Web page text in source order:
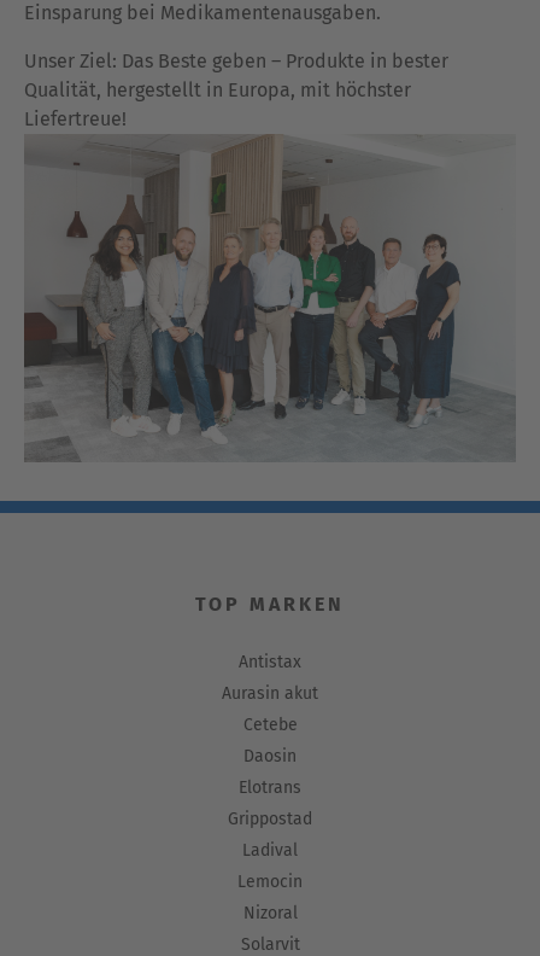
Einsparung bei Medikamentenausgaben.
Unser Ziel: Das Beste geben – Produkte in bester
Qualität, hergestellt in Europa, mit höchster
Liefertreue!
TOP MARKEN
Antistax
Aurasin akut
Cetebe
Daosin
Elotrans
Grippostad
Ladival
Lemocin
Nizoral
Solarvit